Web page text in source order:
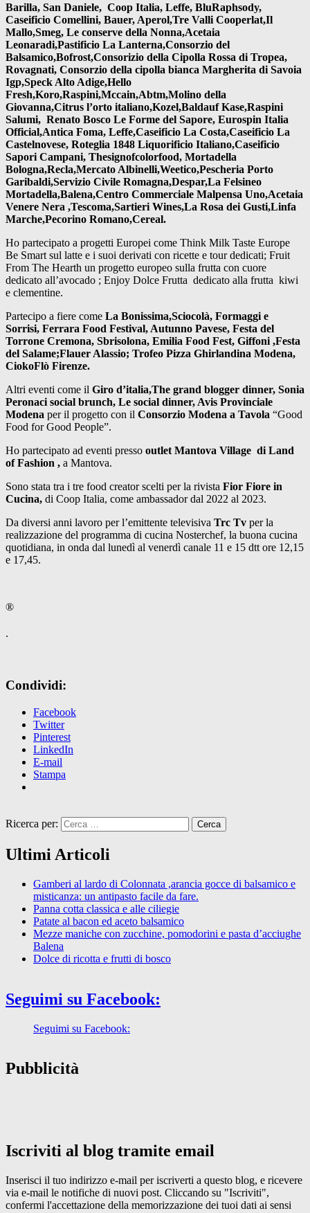
Barilla, San Daniele, Coop Italia, Leffe, BluRaphsody,
Caseificio Comellini, Bauer, Aperol,Tre Valli Cooperlat,Il
Mallo,Smeg, Le conserve della Nonna,Acetaia
Leonaradi,Pastificio La Lanterna,Consorzio del
Balsamico,Bofrost,Consorizio della Cipolla Rossa di Tropea,
Rovagnati, Consorzio della cipolla bianca Margherita di Savoia
Igp,Speck Alto Adige,Hello
Fresh,Koro,Raspini,Mccain,Abtm,Molino della
Giovanna,Citrus l’orto italiano,Kozel,Baldauf Kase,Raspini
Salumi, Renato Bosco Le Forme del Sapore, Eurospin Italia
Official,Antica Foma, Leffe,Caseificio La Costa,Caseificio La
Castelnovese, Roteglia 1848 Liquorificio Italiano,Caseificio
Sapori Campani, Thesignofcolorfood, Mortadella
Bologna,Recla,Mercato Albinelli,Weetico,Pescheria Porto
Garibaldi,Servizio Civile Romagna,Despar,La Felsineo
Mortadella,Balena,Centro Commerciale Malpensa Uno,Acetaia
Venere Nera ,Tescoma,Sartieri Wines,La Rosa dei Gusti,Linfa
Marche,Pecorino Romano,Cereal.
Ho partecipato a progetti Europei come Think Milk Taste Europe
Be Smart sul latte e i suoi derivati con ricette e tour dedicati; Fruit
From The Hearth un progetto europeo sulla frutta con cuore
dedicato all’avocado ; Enjoy Dolce Frutta dedicato alla frutta kiwi
e clementine.
Partecipo a fiere come La Bonissima,Sciocolà, Formaggi e
Sorrisi, Ferrara Food Festival, Autunno Pavese, Festa del
Torrone Cremona, Sbrisolona, Emilia Food Fest, Giffoni ,Festa
del Salame;Flauer Alassio; Trofeo Pizza Ghirlandina Modena,
CiokoFlò Firenze.
Altri eventi come il Giro d’italia,The grand blogger dinner, Sonia
Peronaci social brunch, Le social dinner, Avis Provinciale
Modena per il progetto con il Consorzio Modena a Tavola “Good
Food for Good People”.
Ho partecipato ad eventi presso outlet Mantova Village di Land
of Fashion , a Mantova.
Sono stata tra i tre food creator scelti per la rivista Fior Fiore in
Cucina, di Coop Italia, come ambassador dal 2022 al 2023.
Da diversi anni lavoro per l’emittente televisiva Trc Tv per la
realizzazione del programma di cucina Nosterchef, la buona cucina
quotidiana, in onda dal lunedì al venerdì canale 11 e 15 dtt ore 12,15
e 17,45.
®️
.
Condividi:
Facebook
Twitter
Pinterest
LinkedIn
E-mail
Stampa
Ricerca per:
Ultimi Articoli
Gamberi al lardo di Colonnata ,arancia gocce di balsamico e
misticanza: un antipasto facile da fare.
Panna cotta classica e alle ciliegie
Patate al bacon ed aceto balsamico
Mezze maniche con zucchine, pomodorini e pasta d’acciughe
Balena
Dolce di ricotta e frutti di bosco
Seguimi su Facebook:
Seguimi su Facebook:
Pubblicità
Iscriviti al blog tramite email
Inserisci il tuo indirizzo e-mail per iscriverti a questo blog, e ricevere
via e-mail le notifiche di nuovi post. Cliccando su "Iscriviti",
confermi l'accettazione della memorizzazione dei tuoi dati ai sensi